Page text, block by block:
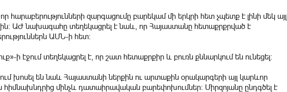
հարաբերությունների զարգացումը բարեկամ մի երկրի հետ չպետք է լինի մեկ այլ
ԱԺ նախագահը տեղեկացրել է նաև, որ Հայաստանը հետաքրքրված է
ԱՄՆ-ի հետ:
ի էջում տեղեկացրել է, որ շատ հետաքրքիր և բուռն քննարկում են ունեցել:
խոսել են նաև Հայաստանի ներքին ու արտաքին օրակարգերի այլ կարևոր
հիմնախնդրից մինչև դատաիրավական բարեփոխումներ։ Միրզոյանը ընդգծել է